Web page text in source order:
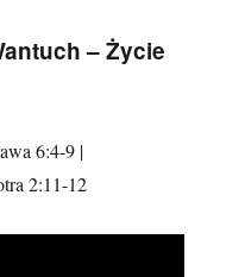
– Życie
6:4-9 |
2:11-12